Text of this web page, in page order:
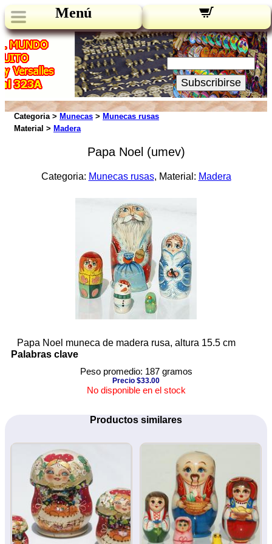
Menú
Novedades:
Su Email:
Subscribirse
Categoria > Munecas > Munecas rusas
Material > Madera
Papa Noel (umev)
Categoria: Munecas rusas, Material: Madera
Papa Noel muneca de madera rusa, altura 15.5 cm
Palabras clave
Peso promedio: 187 gramos
Precio $33.00
No disponible en el stock
Productos similares